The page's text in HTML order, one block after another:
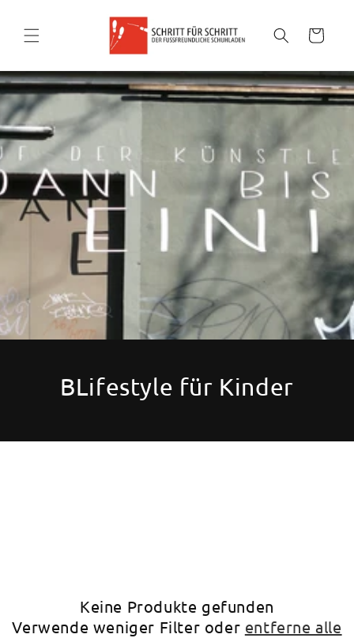
Warenkorb
BLifestyle für Kinder
Keine Produkte gefunden
Verwende weniger Filter oder entferne alle